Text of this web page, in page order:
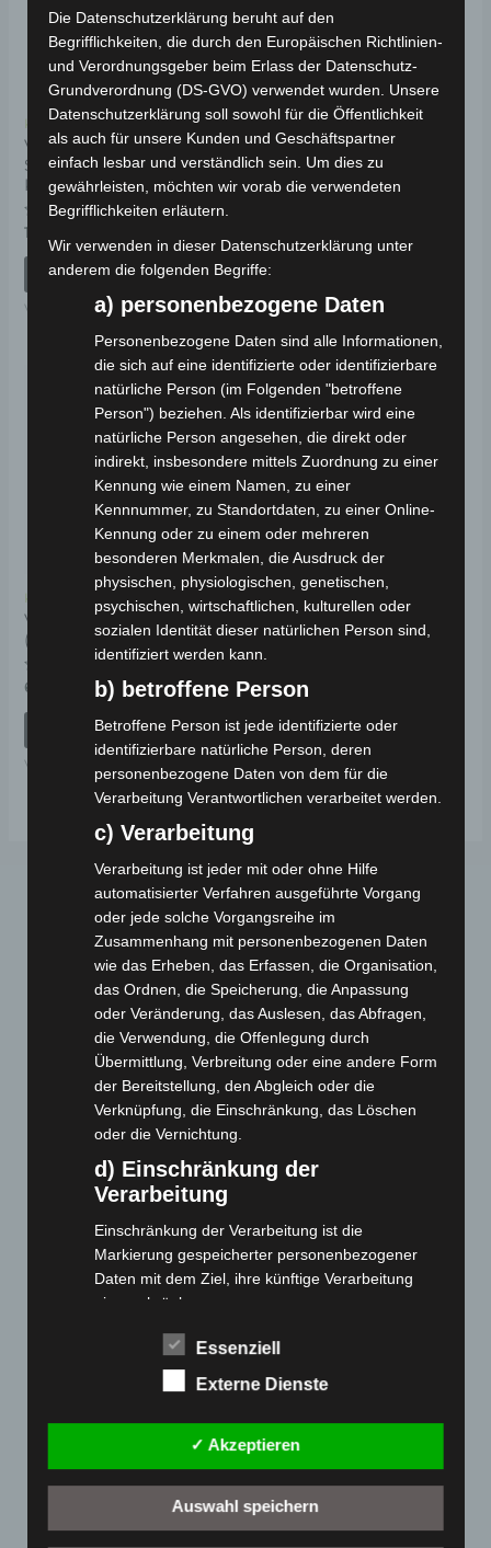
Kostenloser Versand
VM4
SITZSCHIENENABDECKUNG
KUNSTSTOFF
Bewertet
mit
0
19,00
IN DEN WARENKORB
VM4
Kostenloser Versand
VM4 TRITTPROFIL
KUNSTSTOFF
von
5
IN DEN WARENKORB
Kostenloser Versand
VM4 VORDERGABEL
(2015-2018 MODELL)
Bewertet
0
69,00
IN DEN WARENKORB
VM4
Webseite
Cashback-Aktion
Händler werden
Home
Gemeinsam spenden
Kontakt
Reklamation einreichen
Produktpalette
Elektro-Kabinenroller
Elektro-Klappräder
Elektro-Lastendreiräder
Die Datenschutzerklärung beruht auf den
Begrifflichkeiten, die durch den Europäischen Richtlinien-
und Verordnungsgeber beim Erlass der Datenschutz-
Grundverordnung (DS-GVO) verwendet wurden. Unsere
Datenschutzerklärung soll sowohl für die Öffentlichkeit
als auch für unsere Kunden und Geschäftspartner
einfach lesbar und verständlich sein. Um dies zu
gewährleisten, möchten wir vorab die verwendeten
Begrifflichkeiten erläutern.
Wir verwenden in dieser Datenschutzerklärung unter
anderem die folgenden Begriffe:
a) personenbezogene Daten
Personenbezogene Daten sind alle Informationen,
die sich auf eine identifizierte oder identifizierbare
natürliche Person (im Folgenden "betroffene
Person") beziehen. Als identifizierbar wird eine
natürliche Person angesehen, die direkt oder
indirekt, insbesondere mittels Zuordnung zu einer
Kennung wie einem Namen, zu einer
Kennnummer, zu Standortdaten, zu einer Online-
Kennung oder zu einem oder mehreren
besonderen Merkmalen, die Ausdruck der
physischen, physiologischen, genetischen,
psychischen, wirtschaftlichen, kulturellen oder
sozialen Identität dieser natürlichen Person sind,
identifiziert werden kann.
b) betroffene Person
Betroffene Person ist jede identifizierte oder
identifizierbare natürliche Person, deren
personenbezogene Daten von dem für die
Verarbeitung Verantwortlichen verarbeitet werden.
c) Verarbeitung
Verarbeitung ist jeder mit oder ohne Hilfe
automatisierter Verfahren ausgeführte Vorgang
oder jede solche Vorgangsreihe im
Zusammenhang mit personenbezogenen Daten
wie das Erheben, das Erfassen, die Organisation,
das Ordnen, die Speicherung, die Anpassung
oder Veränderung, das Auslesen, das Abfragen,
die Verwendung, die Offenlegung durch
Übermittlung, Verbreitung oder eine andere Form
der Bereitstellung, den Abgleich oder die
Verknüpfung, die Einschränkung, das Löschen
oder die Vernichtung.
d) Einschränkung der
Verarbeitung
Einschränkung der Verarbeitung ist die
Markierung gespeicherter personenbezogener
Daten mit dem Ziel, ihre künftige Verarbeitung
einzuschränken.
e) Profiling
Profiling ist jede Art der automatisierten
Verarbeitung personenbezogener Daten, die darin
besteht, dass diese personenbezogenen Daten
verwendet werden, um bestimmte persönliche
Aspekte, die sich auf eine natürliche Person
Aspekte bezüglich Arbeitsleistung, wirtschaftlicher
Lage, Gesundheit, persönlicher Vorlieben,
Essenziell
Externe Dienste
✓ Akzeptieren
Auswahl speichern